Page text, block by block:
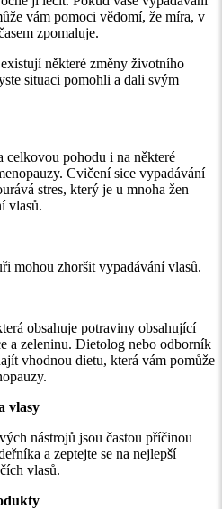
vám pomoci vědomí, že míra, v
zpomaluje.
některé změny životního
situaci pomohli a dali svým
pohodu i na některé
Cvičení sice vypadávání
stres, který je u mnoha žen
vlasů.
mohou zhoršit vypadávání vlasů.
obsahuje potraviny obsahující
a zeleninu. Dietolog nebo odborník
vhodnou dietu, která vám pomůže
vlasy
nástrojů jsou častou příčinou
a zeptejte se na nejlepší
vlasů.